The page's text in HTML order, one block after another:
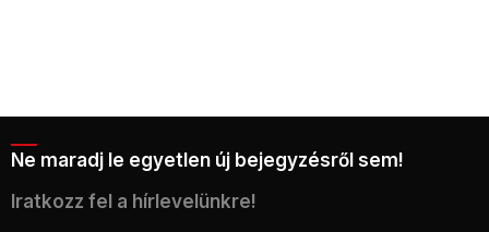
Ne maradj le egyetlen új bejegyzésről sem!
Iratkozz fel a hírlevelünkre!